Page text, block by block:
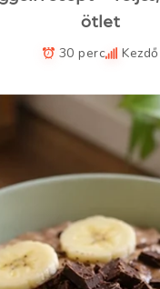
ötlet
30 perc Kezdő